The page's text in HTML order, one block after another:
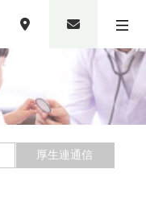
厚生連通信